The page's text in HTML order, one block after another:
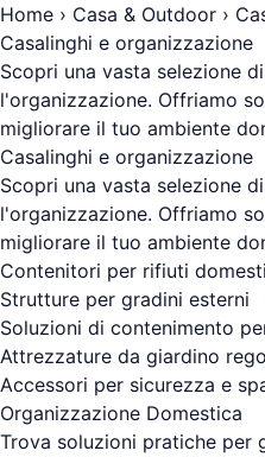
Home › Casa & Outdoor ›
Casalinghi e organizzazione
Scopri una vasta selezione
l'organizzazione. Offriamo
migliorare il tuo ambiente
Casalinghi e organizzazione
Scopri una vasta selezione
l'organizzazione. Offriamo
migliorare il tuo ambiente
Contenitori per rifiuti
Strutture per gradini esterni
Soluzioni di contenimento
Attrezzature da giardino
Accessori per sicurezza e
Organizzazione Domestica
Trova soluzioni pratiche per